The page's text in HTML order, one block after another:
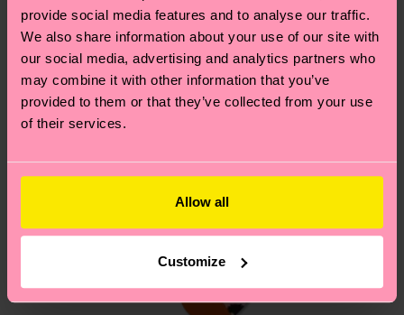
provide social media features and to analyse our traffic.
We also share information about your use of our site with
our social media, advertising and analytics partners who
may combine it with other information that you’ve
provided to them or that they’ve collected from your use
of their services.
Allow all
Customize
Hilfebereich im ArtikelRetourenfindest du die
am häufigsten gestellten Fragen.